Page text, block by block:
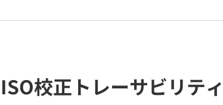
ISO校正 トレーサビリテ